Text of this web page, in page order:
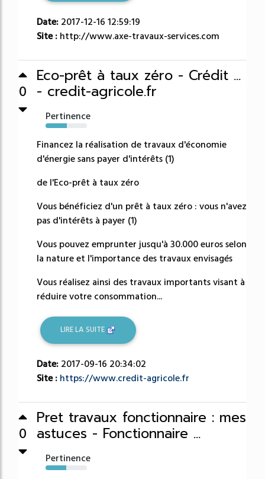
Date: 2017-12-16 12:59:19
Site : http://www.axe-travaux-services.com
0
Eco-prêt à taux zéro - Crédit ...
- credit-agricole.fr
Pertinence
51%
Financez la réalisation de travaux d'économie
d'énergie sans payer d'intérêts (1)
de l'Eco-prêt à taux zéro
Vous bénéficiez d'un prêt à taux zéro : vous n'avez
pas d'intérêts à payer (1)
Vous pouvez emprunter jusqu'à 30.000 euros selon
la nature et l'importance des travaux envisagés
Vous réalisez ainsi des travaux importants visant à
réduire votre consommation...
LIRE LA SUITE
Date: 2017-09-16 20:34:02
Site : https://www.credit-agricole.fr
0
Pret travaux fonctionnaire : mes
astuces - Fonctionnaire ...
Pertinence
50%